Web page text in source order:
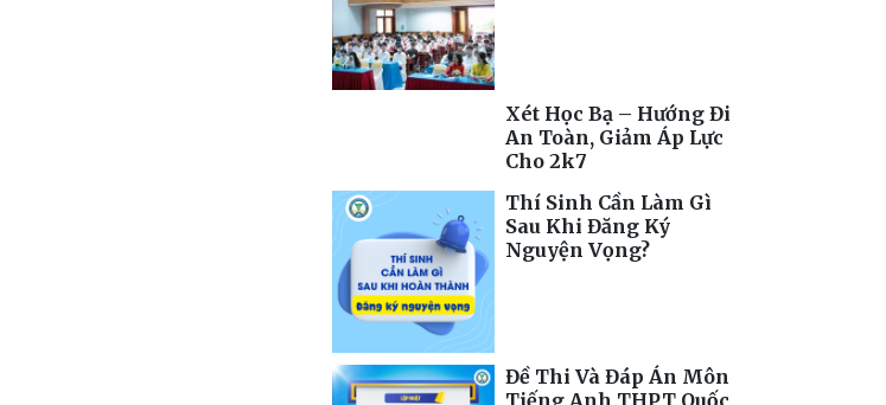
Xét Học Bạ – Hướng Đi
An Toàn, Giảm Áp Lực
Cho 2k7
Thí Sinh Cần Làm Gì
Sau Khi Đăng Ký
Nguyện Vọng?
Đề Thi Và Đáp Án Môn
Tiếng Anh THPT Quốc